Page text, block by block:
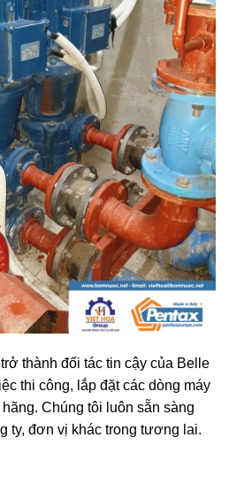
thành đối tác tin cậy của Belle
thi công, lắp đặt các dòng máy
Chúng tôi luôn sẵn sàng
ty, đơn vị khác trong tương lai.